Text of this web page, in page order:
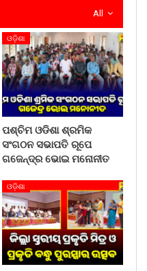
All
ଓଡ଼ିଶା
ପଶ୍ଚିମ ଓଡିଶା ଶ୍ରମିକ
ସଂଗଠନ ସଭାପତି ରୂପେ
ଗଜେନ୍ଦ୍ର ଭୋଇ ମନୋନୀତ
ଓଡ଼ିଶା